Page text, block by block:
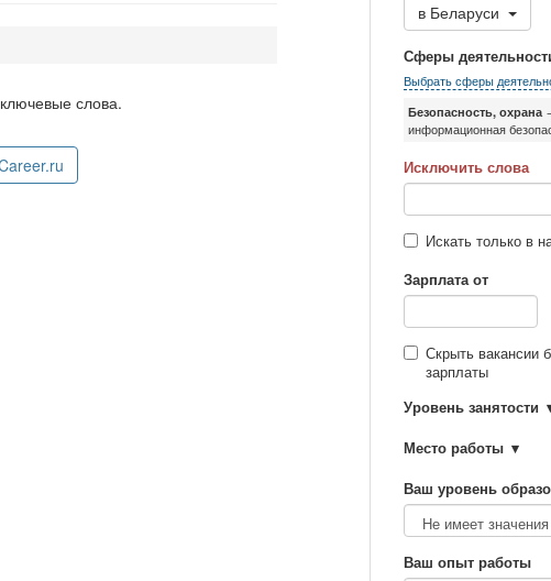
слова.
в Беларуси
Сферы
Выбрать сферы
Безопасность, охрана
информационная
Исключить слова
Искать только в
Зарплата от
Скрыть вакансии
зарплаты
Уровень занятости
Место работы
Ваш уровень
Ваш опыт работы